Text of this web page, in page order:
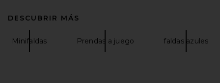
DESCUBRIR MÁS
Minifaldas Prendas a juego faldas azules